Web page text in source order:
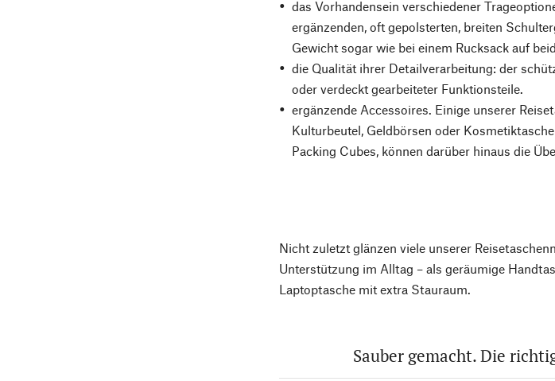
das Vorhandensein verschiedener
ergänzenden, oft gepolsterten, breiten
Gewicht sogar wie bei einem Rucksack auf
die Qualität ihrer Detailverarbeitung: der
oder verdeckt gearbeiteter Funktionsteile.
ergänzende Accessoires. Einige unserer
Kulturbeutel, Geldbörsen oder
Packing Cubes, können darüber hinaus die
Nicht zuletzt glänzen viele unserer
Unterstützung im Alltag – als geräumige
Laptoptasche mit extra Stauraum.
Sauber gemacht. Die